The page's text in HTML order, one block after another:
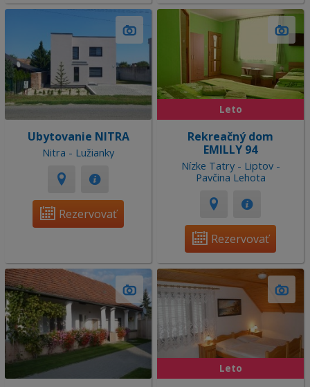
Ubytovanie NITRA
Nitra - Lužianky
Rezervovať
Leto
Rekreačný dom
EMILLY 94
Nízke Tatry - Liptov -
Pavčina Lehota
Rezervovať
Leto